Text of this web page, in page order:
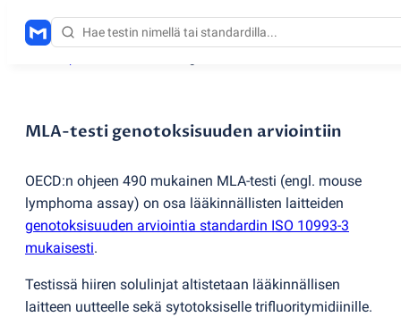
MLA-testi genotoksisuuden arviointiin
OECD:n ohjeen 490 mukainen MLA-testi (engl. mouse
lymphoma assay) on osa lääkinnällisten laitteiden
genotoksisuuden arviointia standardin ISO 10993-3
mukaisesti.
Testissä hiiren solulinjat altistetaan lääkinnällisen
laitteen uutteelle sekä sytotoksiselle trifluoritymidiinille.